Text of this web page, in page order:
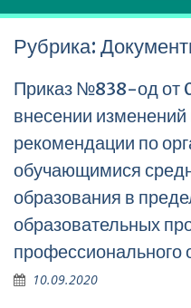
Рубрика:
Приказ №838-од от
внесении
рекомендации по
обучающимися
образования в
образовательных
профессионального
10.09.2020